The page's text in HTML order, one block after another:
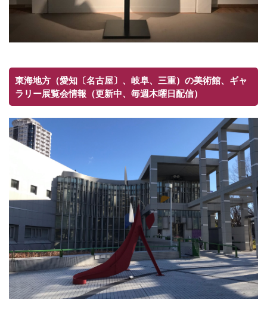
東海地方（愛知〔名古屋〕、岐阜、三重）の美術館、ギャ
ラリー展覧会情報（更新中、毎週木曜日配信）